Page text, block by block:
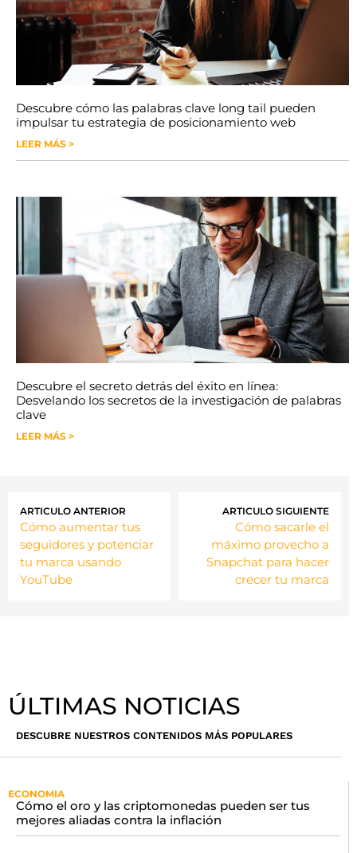
Descubre cómo las palabras clave long tail pueden
impulsar tu estrategia de posicionamiento web
LEER MÁS >
Descubre el secreto detrás del éxito en línea:
Desvelando los secretos de la investigación de palabras
clave
LEER MÁS >
ARTICULO ANTERIOR
Cómo aumentar tus
seguidores y potenciar
tu marca usando
YouTube
ARTICULO SIGUIENTE
Cómo sacarle el
máximo provecho a
Snapchat para hacer
crecer tu marca
ÚLTIMAS NOTICIAS
DESCUBRE NUESTROS CONTENIDOS MÁS POPULARES
ECONOMIA
Cómo el oro y las criptomonedas pueden ser tus
mejores aliadas contra la inflación